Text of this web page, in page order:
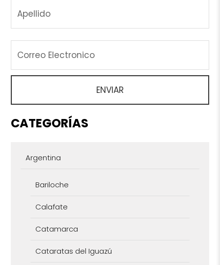
CATEGORÍAS
Argentina
Bariloche
Calafate
Catamarca
Cataratas del Iguazú